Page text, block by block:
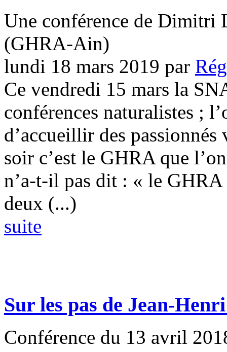
Une conférence de Dimitri
(GHRA-Ain)
lundi 18 mars 2019 par
Ce vendredi 15 mars la
conférences naturalistes ;
d’accueillir des passionnés
soir c’est le GHRA que
n’a-t-il pas dit : « le GHRA
deux (...)
suite
Sur les pas de Jean-
Conférence du 13 avril